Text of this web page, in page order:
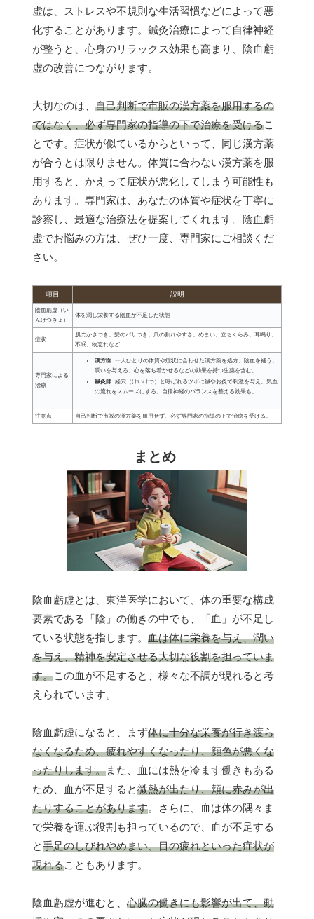
虚は、ストレスや不規則な生活習慣などによって悪
化することがあります。鍼灸治療によって自律神経
が整うと、心身のリラックス効果も高まり、陰血虧
虚の改善につながります。
大切なのは、 自己判断で市販の漢方薬を服用するの
ではなく、必ず専門家の指導の下で治療を受けるこ
とです。症状が似ているからといって、同じ漢方薬
が合うとは限りません。体質に合わない漢方薬を服
用すると、かえって症状が悪化してしまう可能性も
あります。専門家は、あなたの体質や症状を丁寧に
診察し、最適な治療法を提案してくれます。陰血虧
虚でお悩みの方は、ぜひ一度、専門家にご相談くだ
さい。
項目 説明
陰血虧虚（い
んけつきょ）
体を潤し栄養する陰血が不足した状態
症状
肌のかさつき、髪のパサつき、爪の割れやすさ、めまい、立ちくらみ、耳鳴り、
不眠、物忘れなど
専門家による
治療
漢方医: 一人ひとりの体質や症状に合わせた漢方薬を処方。陰血を補う、
潤いを与える、心を落ち着かせるなどの効果を持つ生薬を含む。
鍼灸師: 経穴（けいけつ）と呼ばれるツボに鍼やお灸で刺激を与え、気血
の流れをスムーズにする。自律神経のバランスを整える効果も。
注意点 自己判断で市販の漢方薬を服用せず、必ず専門家の指導の下で治療を受ける。
まとめ
陰血虧虚とは、東洋医学において、体の重要な構成
要素である「陰」の働きの中でも、「血」が不足し
ている状態を指します。 血は体に栄養を与え、潤い
を与え、精神を安定させる大切な役割を担っていま
す。この血が不足すると、様々な不調が現れると考
えられています。
陰血虧虚になると、まず体に十分な栄養が行き渡ら
なくなるため、疲れやすくなったり、顔色が悪くな
ったりします。また、血には熱を冷ます働きもある
ため、血が不足すると微熱が出たり、頬に赤みが出
たりすることがあります。さらに、血は体の隅々ま
で栄養を運ぶ役割も担っているので、血が不足する
と手足のしびれやめまい、目の疲れといった症状が
現れることもあります。
陰血虧虚が進むと、 心臓の働きにも影響が出て、動